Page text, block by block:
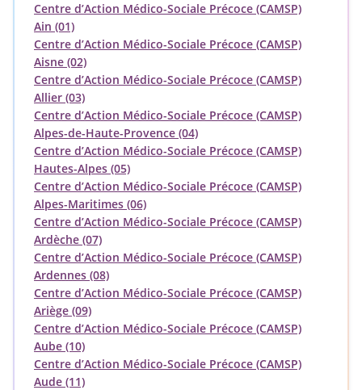
Centre d’Action Médico-Sociale Précoce (CAMSP)
Ain (01)
Centre d’Action Médico-Sociale Précoce (CAMSP)
Aisne (02)
Centre d’Action Médico-Sociale Précoce (CAMSP)
Allier (03)
Centre d’Action Médico-Sociale Précoce (CAMSP)
Alpes-de-Haute-Provence (04)
Centre d’Action Médico-Sociale Précoce (CAMSP)
Hautes-Alpes (05)
Centre d’Action Médico-Sociale Précoce (CAMSP)
Alpes-Maritimes (06)
Centre d’Action Médico-Sociale Précoce (CAMSP)
Ardèche (07)
Centre d’Action Médico-Sociale Précoce (CAMSP)
Ardennes (08)
Centre d’Action Médico-Sociale Précoce (CAMSP)
Ariège (09)
Centre d’Action Médico-Sociale Précoce (CAMSP)
Aube (10)
Centre d’Action Médico-Sociale Précoce (CAMSP)
Aude (11)